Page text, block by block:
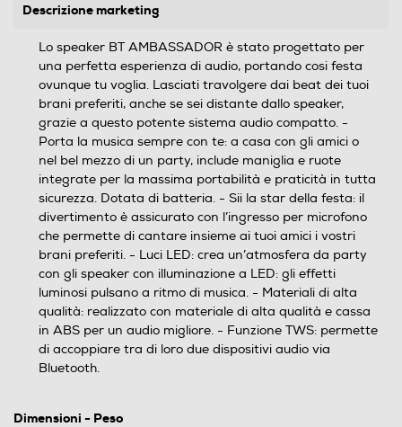
Descrizione marketing
Lo speaker BT AMBASSADOR è stato progettato per
una perfetta esperienza di audio, portando cosi festa
ovunque tu voglia. Lasciati travolgere dai beat dei tuoi
brani preferiti, anche se sei distante dallo speaker,
grazie a questo potente sistema audio compatto. -
Porta la musica sempre con te: a casa con gli amici o
nel bel mezzo di un party, include maniglia e ruote
integrate per la massima portabilità e praticità in tutta
sicurezza. Dotata di batteria. - Sii la star della festa: il
divertimento è assicurato con l’ingresso per microfono
che permette di cantare insieme ai tuoi amici i vostri
brani preferiti. - Luci LED: crea un’atmosfera da party
con gli speaker con illuminazione a LED: gli effetti
luminosi pulsano a ritmo di musica. - Materiali di alta
qualità: realizzato con materiale di alta qualità e cassa
in ABS per un audio migliore. - Funzione TWS: permette
di accoppiare tra di loro due dispositivi audio via
Bluetooth.
Dimensioni - Peso